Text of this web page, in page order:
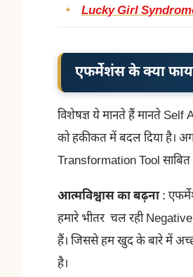
Lucky Girl
एफर्मेशंस के क्या
विशेषज्ञ ये मानते हैं मानते
को हकीकत में बदल दिया है।
Transformation Tool
आत्मविश्वास का बढ़ना:
हमारे भीतर चल रही
हैं। जिससे हम खुद के बारे में
है।